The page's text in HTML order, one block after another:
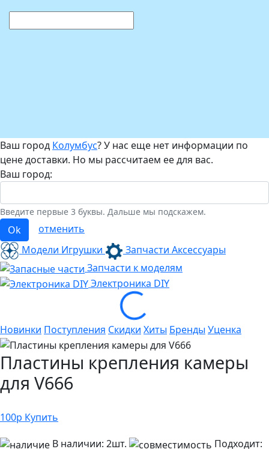
Ваш город Колумбус? У нас еще нет информации по
цене доставки. Но мы рассчитаем ее для вас.
Ваш город:
Введите первые 3 буквы. Дальше мы подскажем.
Ok
отменить
Модели Игрушки
Запчасти Аксессуары
Запчасти к моделям
Электроника DIY
Loading...
Новинки Поступления Скидки Хиты Бренды Уценка
Пластины крепления камеры
для V666
100р Купить
В наличии: 2шт.
Подходит: